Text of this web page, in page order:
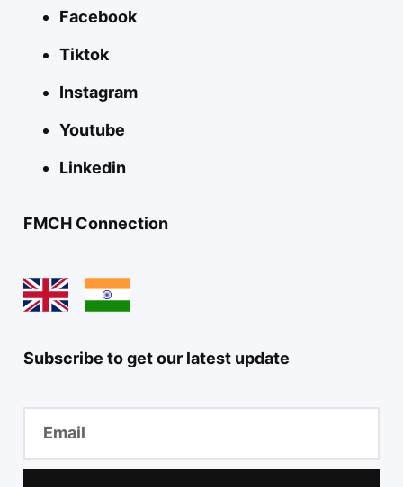
Facebook
Tiktok
Instagram
Youtube
Linkedin
FMCH Connection
Subscribe to get our latest update